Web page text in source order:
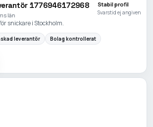
1776946172968
län
Stabil profil
Svarstid ej angiven
snickare i Stockholm.
leverantör Bolag kontrollerat